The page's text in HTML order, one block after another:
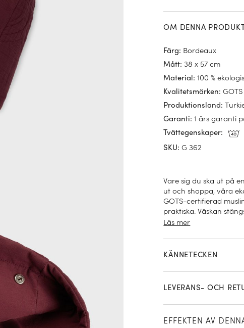
OM DENNA PRODUKT
Färg: Bordeaux
Mått:38 x 57 cm
Material :100 %
Kvalitetsmärken:GOTS
Produktionsland :
Garanti:1 års garanti
Tvättegenskaper:
SKU:G 362
Vare sig du ska ut på
ut och shoppa, våra
GOTS-certifierad
praktiska. Väskan
handtag.
Läs mer
KÄNNETECKEN
LEVERANS- OCH
EFFEKTEN AV